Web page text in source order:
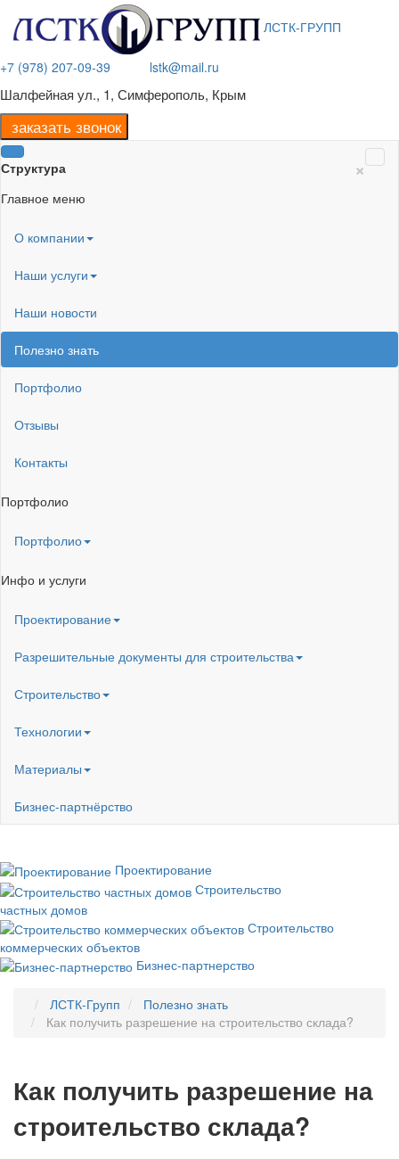
ЛСТК-ГРУПП
+7 (978) 207-09-39 lstk@mail.ru
Шалфейная ул., 1, Симферополь, Крым
Структура ×
Главное меню
О компании
Наши услуги
Наши новости
Полезно знать
Портфолио
Отзывы
Контакты
Портфолио
Портфолио
Инфо и услуги
Проектирование
Разрешительные документы для строительства
Строительство
Технологии
Материалы
Бизнес-партнёрство
Проектирование
Строительство
частных домов
Строительство
коммерческих объектов
Бизнес-партнерство
ЛСТК-Групп
Полезно знать
Как получить разрешение на строительство склада?
Как получить разрешение на
строительство склада?